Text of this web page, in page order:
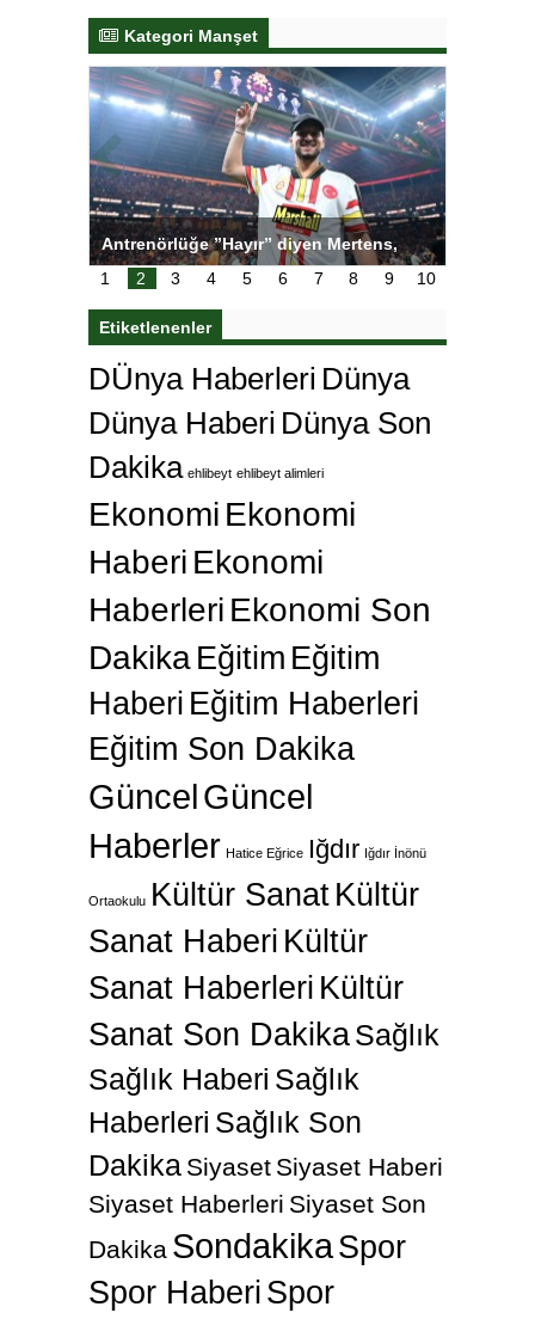
Kategori Manşet
Salihli Sporcuları Kuraş’ta Gururlandırdı
1 2 3 4 5 6 7 8 9 10
Etiketlenenler
DÜnya Haberleri Dünya
Dünya Haberi Dünya Son
Dakika ehlibeyt ehlibeyt alimleri
Ekonomi Ekonomi
Haberi Ekonomi
Haberleri Ekonomi Son
Dakika Eğitim Eğitim
Haberi Eğitim Haberleri
Eğitim Son Dakika
GüncelGüncel
Haberler Hatice Eğrice Iğdır Iğdır İnönü
Ortaokulu Kültür SanatKültür
Sanat Haberi Kültür
Sanat Haberleri Kültür
Sanat Son DakikaSağlık
Sağlık Haberi Sağlık
Haberleri Sağlık Son
Dakika Siyaset Siyaset Haberi
Siyaset Haberleri Siyaset Son
Dakika SondakikaSpor
Spor Haberi Spor